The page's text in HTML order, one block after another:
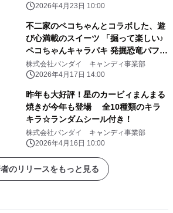
2026年4月23日 10:00
不二家のペコちゃんとコラボした、遊
び心満載のスイーツ 「掘って楽しい♪
ペコちゃんキャラパキ 発掘恐竜パフ
ェ」 全国の不二家洋菓子店にて2026
年4月27日(月)より発売
株式会社バンダイ キャンディ事業部
2026年4月17日 14:00
昨年も大好評！星のカービィまんまる
焼きが今年も登場 全10種類のキラ
キラ☆ランダムシール付き！
株式会社バンダイ キャンディ事業部
2026年4月16日 10:00
のリリースをもっと見る